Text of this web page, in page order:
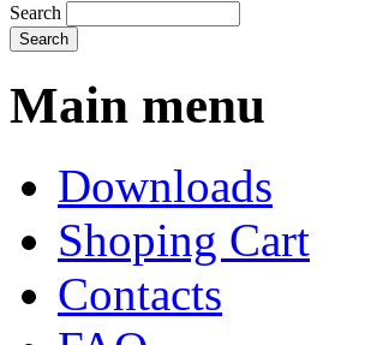
Search
Main menu
Downloads
Shoping Cart
Contacts